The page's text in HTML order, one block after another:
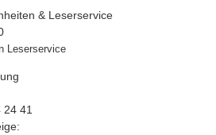
& Leserservice
Leserservice
41